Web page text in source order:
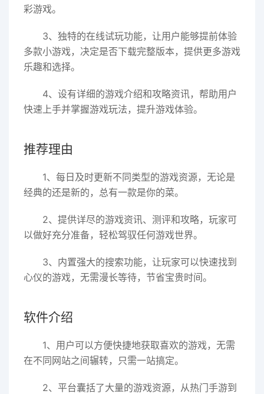
彩游戏。
3、独特的在线试玩功能，让用户能够提前体验
多款小游戏，决定是否下载完整版本，提供更多游戏
乐趣和选择。
4、设有详细的游戏介绍和攻略资讯，帮助用户
快速上手并掌握游戏玩法，提升游戏体验。
推荐理由
1、每日及时更新不同类型的游戏资源，无论是
经典的还是新的，总有一款是你的菜。
2、提供详尽的游戏资讯、测评和攻略，玩家可
以做好充分准备，轻松驾驭任何游戏世界。
3、内置强大的搜索功能，让玩家可以快速找到
心仪的游戏，无需漫长等待，节省宝贵时间。
软件介绍
1、用户可以方便快捷地获取喜欢的游戏，无需
在不同网站之间辗转，只需一站搞定。
2、平台囊括了大量的游戏资源，从热门手游到